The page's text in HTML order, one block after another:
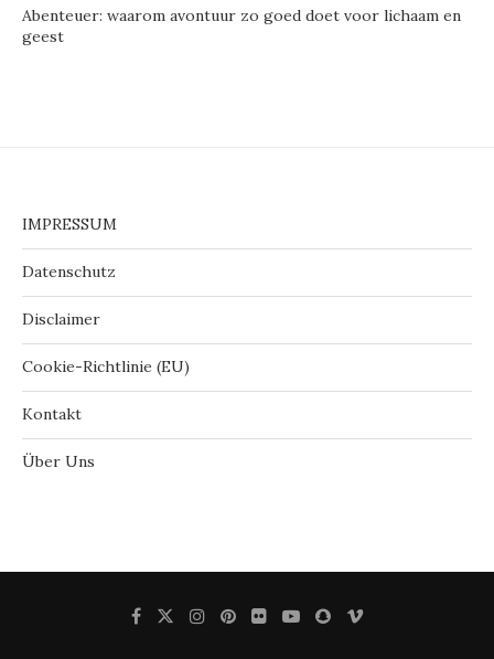
Abenteuer: waarom avontuur zo goed doet voor lichaam en
geest
IMPRESSUM
Datenschutz
Disclaimer
Cookie-Richtlinie (EU)
Kontakt
Über Uns